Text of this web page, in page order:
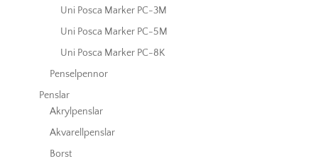
Uni Posca Marker PC-3M
Uni Posca Marker PC-5M
Uni Posca Marker PC-8K
Penselpennor
Penslar
Akrylpenslar
Akvarellpenslar
Borst